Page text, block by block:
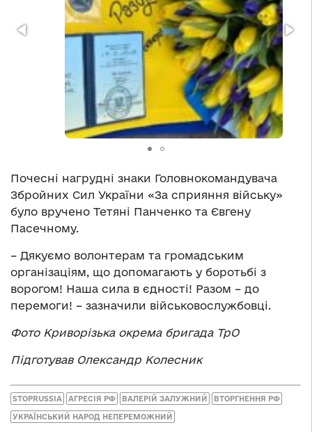
Почесні нагрудні знаки Головнокомандувача
Збройних Сил України «За сприяння війську»
було вручено Тетяні Панченко та Євгену
Пасечному.
– Дякуємо волонтерам та громадським
організаціям, що допомагають у боротьбі з
ворогом! Наша сила в єдності! Разом – до
перемоги! – зазначили військовослужбовці.
Фото Криворізька окрема бригада ТрО
Підготував Олександр Колесник
STOPRUSSIA АГРЕСІЯ РФ ВАЛЕРІЙ ЗАЛУЖНИЙ ВТОРГНЕННЯ РФ
УКРАЇНСЬКИЙ НАРОД НЕПЕРЕМОЖНИЙ